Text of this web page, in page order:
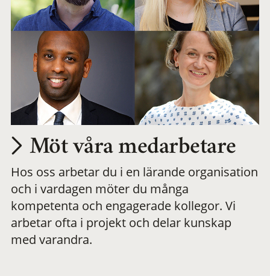
Möt våra medarbetare
Hos oss arbetar du i en lärande organisation
och i vardagen möter du många
kompetenta och engagerade kollegor. Vi
arbetar ofta i projekt och delar kunskap
med varandra.